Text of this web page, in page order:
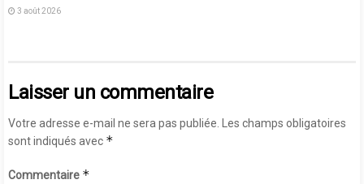
3 août 2026
Laisser un commentaire
Votre adresse e-mail ne sera pas publiée. Les champs obligatoires
sont indiqués avec *
Commentaire *